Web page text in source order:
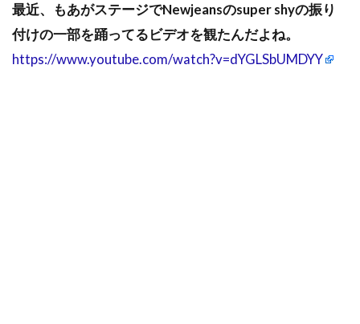
最近、もあがステージでNewjeansのsuper shyの振り
付けの一部を踊ってるビデオを観たんだよね。
https://www.youtube.com/watch?v=dYGLSbUMDYY